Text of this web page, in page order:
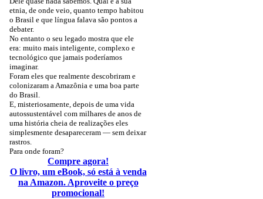
etnia, de onde veio, quanto tempo habitou
o Brasil e que língua falava são pontos a
debater.
No entanto o seu legado mostra que ele
era: muito mais inteligente, complexo e
tecnológico que jamais poderíamos
imaginar.
Foram eles que realmente descobriram e
colonizaram a Amazônia e uma boa parte
do Brasil.
E, misteriosamente, depois de uma vida
autossustentável com milhares de anos de
uma história cheia de realizações eles
simplesmente desapareceram — sem deixar
rastros.
Para onde foram?
Compre agora!
O livro, um eBook, só está à venda
na Amazon. Aproveite o preço
promocional!